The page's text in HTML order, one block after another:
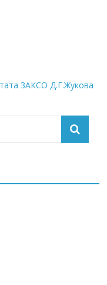
ЗАКСО Д.Г.Жукова